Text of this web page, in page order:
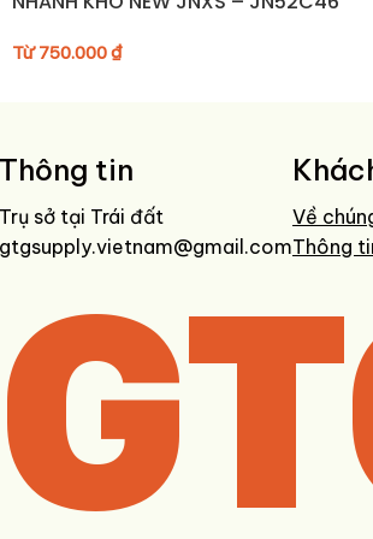
Từ750.000₫
Thông tin
Trụ sở tại Trái đất
gtgsupply.vietnam@gmail.com
Về
Thông